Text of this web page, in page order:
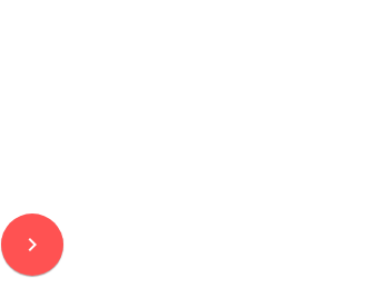
navigate_next